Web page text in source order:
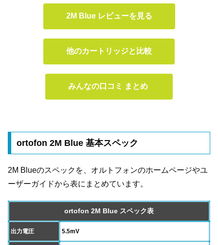
2M Blue レビューを見る
他のカートリッジと比較
みんなの口コミ まとめ
ortofon 2M Blue 基本スペック
2M Blueのスペックを、オルトフォンのホームページやユ
ーザーガイドから表にまとめています。
ortofon 2M Blue スペック表
出力電圧 5.5mV